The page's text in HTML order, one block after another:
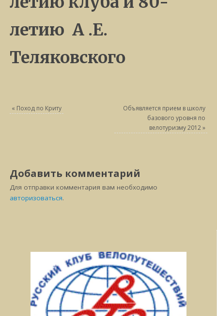
летию А .Е.
Теляковского
« Поход по Криту
Объявляется прием в школу
базового уровня по
велотуризму 2012»
Добавить комментарий
Для отправки комментария вам необходимо
авторизоваться.